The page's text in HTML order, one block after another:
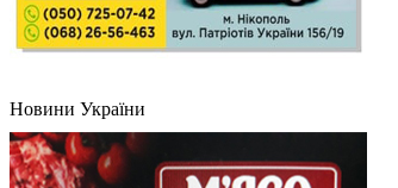
Новини України